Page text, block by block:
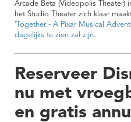
Arcade Beta (Videopolis Theater)
het Studio Theater zich klaar
'Together - A Pixar Musical
dagelijks te zien zal zijn.
Reserveer
nu met
en gratis